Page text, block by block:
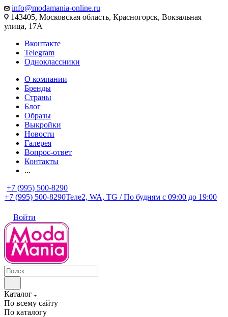
info@modamania-online.ru
143405, Московская область, Красногорск, Вокзальная
улица, 17А
Вконтакте
Telegram
Одноклассники
О компании
Бренды
Страны
Блог
Образы
Выкройки
Новости
Галерея
Вопрос-ответ
Контакты
...
+7 (995) 500-8290
+7 (995) 500-8290Теле2, WA, TG / По будням c 09:00 до 19:00
Войти
Каталог
По всему сайту
По каталогу